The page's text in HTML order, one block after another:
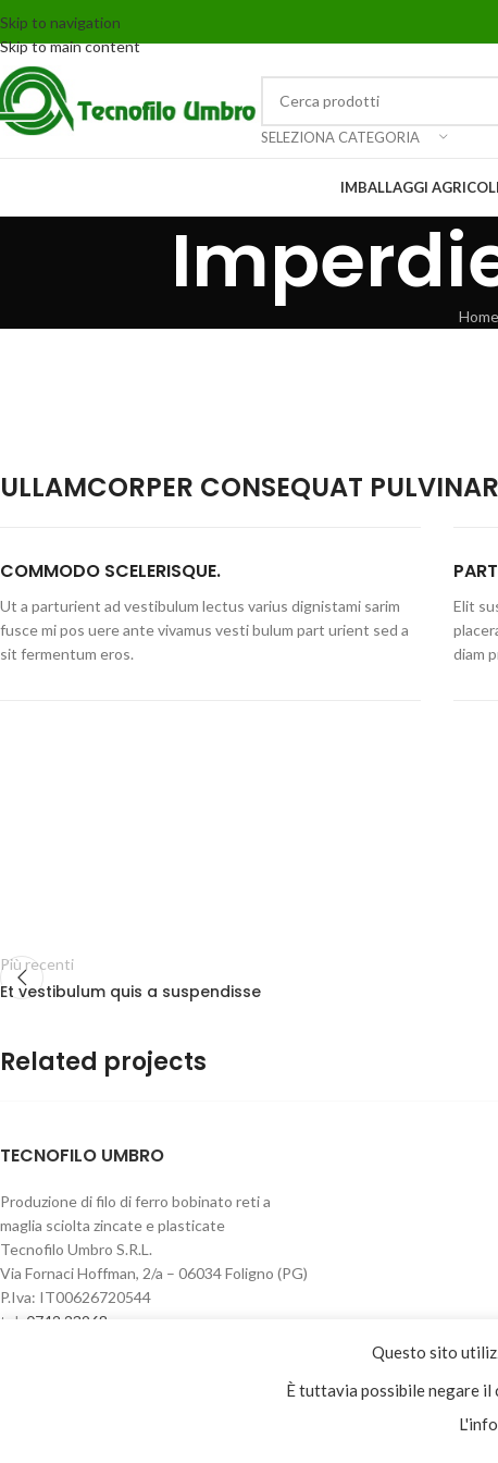
Skip to navigation
Skip to main content
SELEZIONA CATEGORIA
IMBALLAGGI AGRICOLI
Home
ULLAMCORPER CONSEQUAT
COMMODO SCELERISQUE.
Ut a parturient ad vestibulum lectus varius dignistami sarim
fusce mi pos uere ante vivamus vesti bulum part urient sed a
sit fermentum eros.
Elit
diam
Più recenti
Et vestibulum quis a suspendisse
Related projects
Accessories
Potenti parturient parturie
TECNOFILO UMBRO
Produzione di filo di ferro bobinato reti a
maglia sciolta zincate e plasticate
Tecnofilo Umbro S.R.L.
Via Fornaci Hoffman, 2/a – 06034 Foligno (PG)
P.Iva: IT00626720544
tel: 0742 23968
Questo sito
È tuttavia possibile negare il